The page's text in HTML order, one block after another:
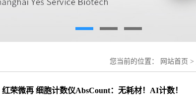
您当前的位置： 网站首页 >
红荣微再 细胞计数仪AbsCount：无耗材！AI计数！